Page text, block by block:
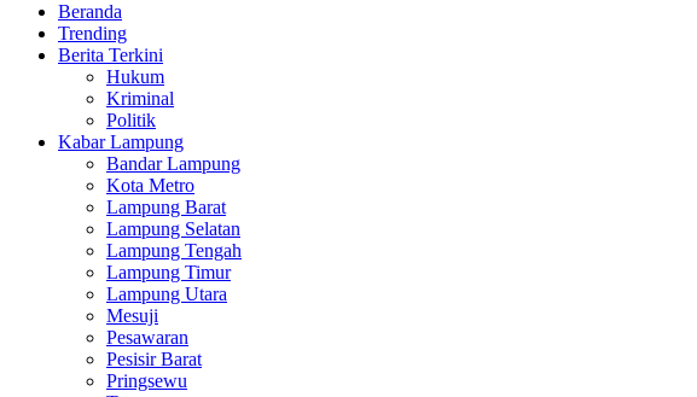
Beranda
Trending
Berita Terkini
Hukum
Kriminal
Politik
Kabar Lampung
Bandar Lampung
Kota Metro
Lampung Barat
Lampung Selatan
Lampung Tengah
Lampung Timur
Lampung Utara
Mesuji
Pesawaran
Pesisir Barat
Pringsewu